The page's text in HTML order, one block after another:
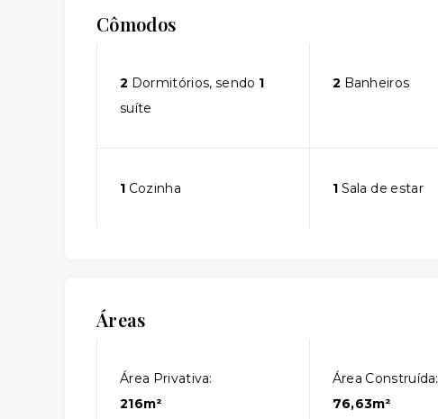
Cômodos
2 Dormitórios, sendo 1
suíte
2 Banheiros
1 Cozinha 1Sala de estar
Áreas
Área Privativa:
216m²
Área Construída:
76,63m²